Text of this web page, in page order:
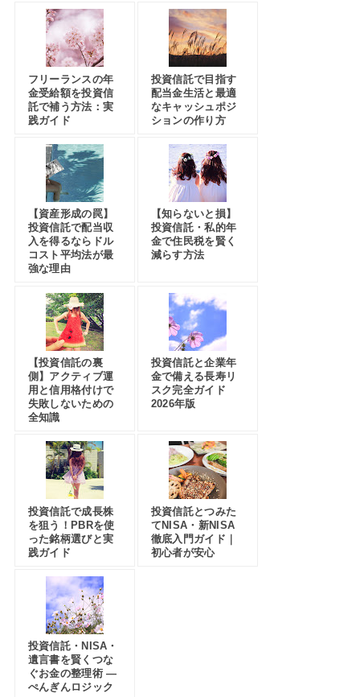
フリーランスの年
金受給額を投資信
託で補う方法：実
践ガイド
投資信託で目指す
配当金生活と最適
なキャッシュポジ
ションの作り方
【資産形成の罠】
投資信託で配当収
入を得るならドル
コスト平均法が最
強な理由
【知らないと損】
投資信託・私的年
金で住民税を賢く
減らす方法
【投資信託の裏
側】アクティブ運
用と信用格付けで
失敗しないための
全知識
投資信託と企業年
金で備える長寿リ
スク完全ガイド
2026年版
投資信託で成長株
を狙う！PBRを使
った銘柄選びと実
践ガイド
投資信託とつみた
てNISA・新NISA
徹底入門ガイド｜
初心者が安心
投資信託・NISA・
遺言書を賢くつな
ぐお金の整理術 —
ぺんぎんロジック